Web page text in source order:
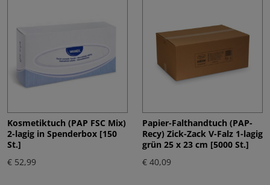
Kosmetiktuch (PAP FSC Mix)
2-lagig in Spenderbox [150
St.]
€ 52,99
Papier-Falthandtuch (PAP-
Recy) Zick-Zack V-Falz 1-lagig
grün 25 x 23 cm [5000 St.]
€ 40,09